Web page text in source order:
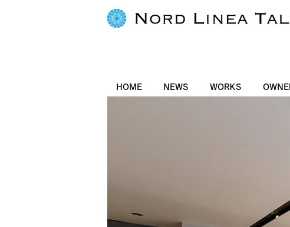
HOME NEWS WORKS